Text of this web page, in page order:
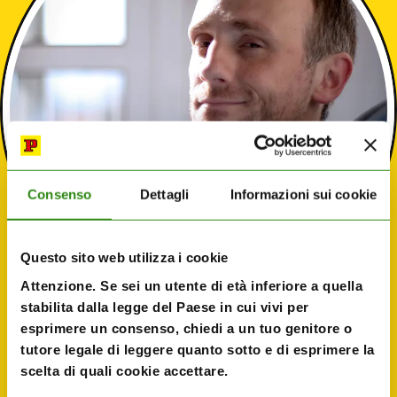
Consenso Dettagli Informazioni sui cookie
Questo sito web utilizza i cookie
Attenzione. Se sei un utente di età inferiore a quella
stabilita dalla legge del Paese in cui vivi per
esprimere un consenso, chiedi a un tuo genitore o
tutore legale di leggere quanto sotto e di esprimere la
scelta di quali cookie accettare.
Roberto Gagnor